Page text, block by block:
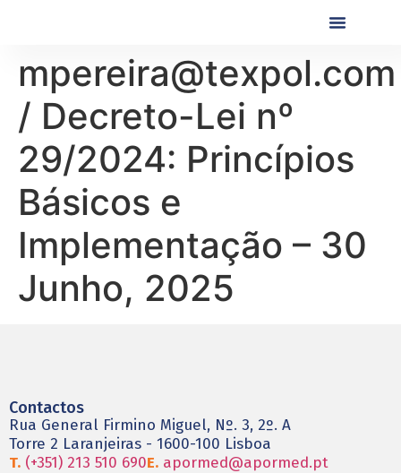
mpereira@texpol.com
/ Decreto-Lei nº
29/2024: Princípios
Básicos e
Implementação – 30
Junho, 2025
Contactos
Rua General Firmino Miguel, Nº. 3, 2º. A
Torre 2 Laranjeiras - 1600-100 Lisboa
T. (+351) 213 510 690E. apormed@apormed.pt